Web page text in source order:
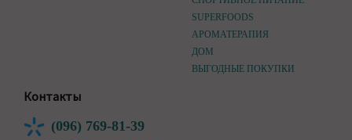
SUPERFOODS
АРОМАТЕРАПИЯ
ДОМ
ВЫГОДНЫЕ ПОКУПКИ
Контакты
(096) 769-81-39